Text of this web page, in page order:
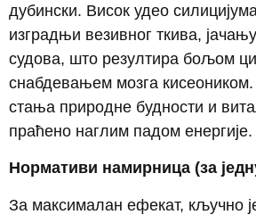
дубински. Висок удео
изградњи везивног ткива,
судова, што резултира бољом
снабдевањем мозга
стања природне будности и
праћено наглим падом енергије.
Нормативи намирница (за
За максималан ефекат, кључно